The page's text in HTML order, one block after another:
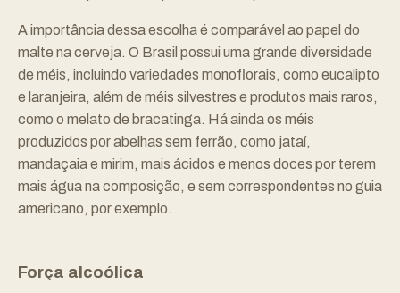
A importância dessa escolha é comparável ao papel do
malte na cerveja. O Brasil possui uma grande diversidade
de méis, incluindo variedades monoflorais, como eucalipto
e laranjeira, além de méis silvestres e produtos mais raros,
como o melato de bracatinga. Há ainda os méis
produzidos por abelhas sem ferrão, como jataí,
mandaçaia e mirim, mais ácidos e menos doces por terem
mais água na composição, e sem correspondentes no guia
americano, por exemplo.
Força alcoólica